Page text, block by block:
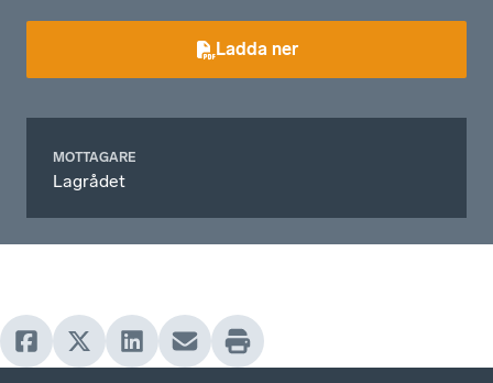
Ladda ner
MOTTAGARE
Lagrådet